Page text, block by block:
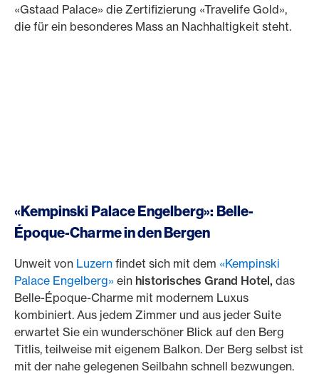
«Gstaad Palace» die Zertifizierung «Travelife Gold»,
die für ein besonderes Mass an Nachhaltigkeit steht.
«Kempinski Palace Engelberg»: Belle-
Époque-Charme in den Bergen
Unweit von Luzern findet sich mit dem «Kempinski
Palace Engelberg» ein historisches Grand Hotel, das
Belle-Époque-Charme mit modernem Luxus
kombiniert. Aus jedem Zimmer und aus jeder Suite
erwartet Sie ein wunderschöner Blick auf den Berg
Titlis, teilweise mit eigenem Balkon. Der Berg selbst ist
mit der nahe gelegenen Seilbahn schnell bezwungen.